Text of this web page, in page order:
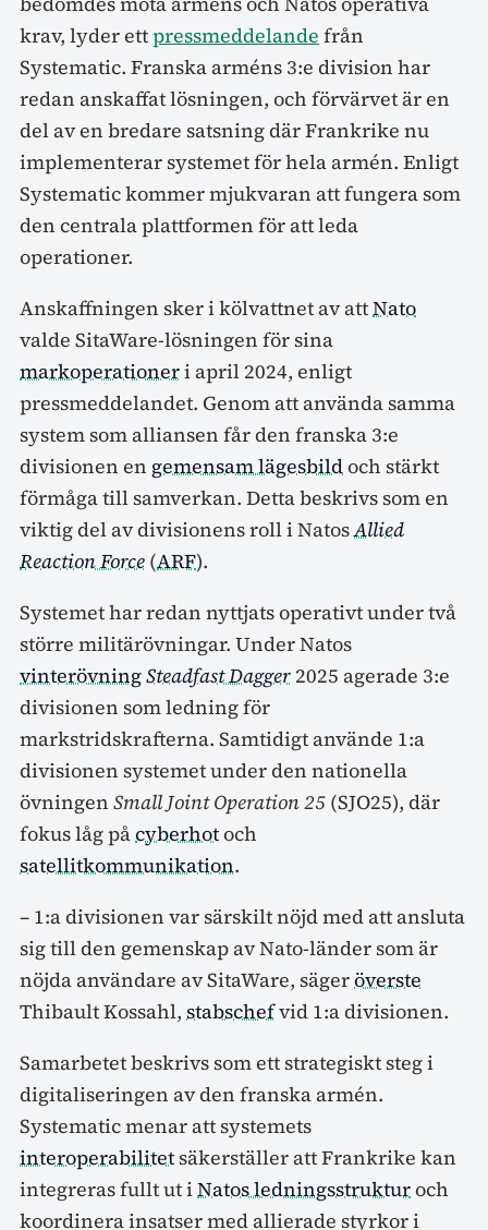
krav, lyder ettpressmeddelande från
Systematic. Franska arméns 3:e division har
redan anskaffat lösningen, och förvärvet är en
del av en bredare satsning där Frankrike nu
implementerar systemet för hela armén. Enligt
Systematic kommer mjukvaran att fungera som
den centrala plattformen för att leda
operationer.
Anskaffningen sker i kölvattnet av attNato
valde SitaWare-lösningen för sina
markoperationeri april 2024, enligt
pressmeddelandet. Genom att använda samma
system som alliansen får den franska 3:e
divisionen en gemensam lägesbildoch stärkt
förmåga till samverkan. Detta beskrivs som en
viktig del av divisionens roll i NatosAllied
Reaction Force (ARF).
Systemet har redan nyttjats operativt under två
större militärövningar. Under Natos
vinterövningSteadfast Dagger 2025 agerade 3:e
divisionen som ledning för
markstridskrafterna. Samtidigt använde 1:a
divisionen systemet under den nationella
övningen Small Joint Operation 25 (SJO25), där
fokus låg påcyberhotoch
satellitkommunikation.
– 1:a divisionen var särskilt nöjd med att ansluta
sig till den gemenskap av Nato-länder som är
nöjda användare av SitaWare, sägeröverste
Thibault Kossahl, stabschefvid 1:a divisionen.
Samarbetet beskrivs som ett strategiskt steg i
digitaliseringen av den franska armén.
Systematic menar att systemets
interoperabilitet säkerställer att Frankrike kan
integreras fullt ut iNatos ledningsstrukturoch
koordinera insatser med allierade styrkor i